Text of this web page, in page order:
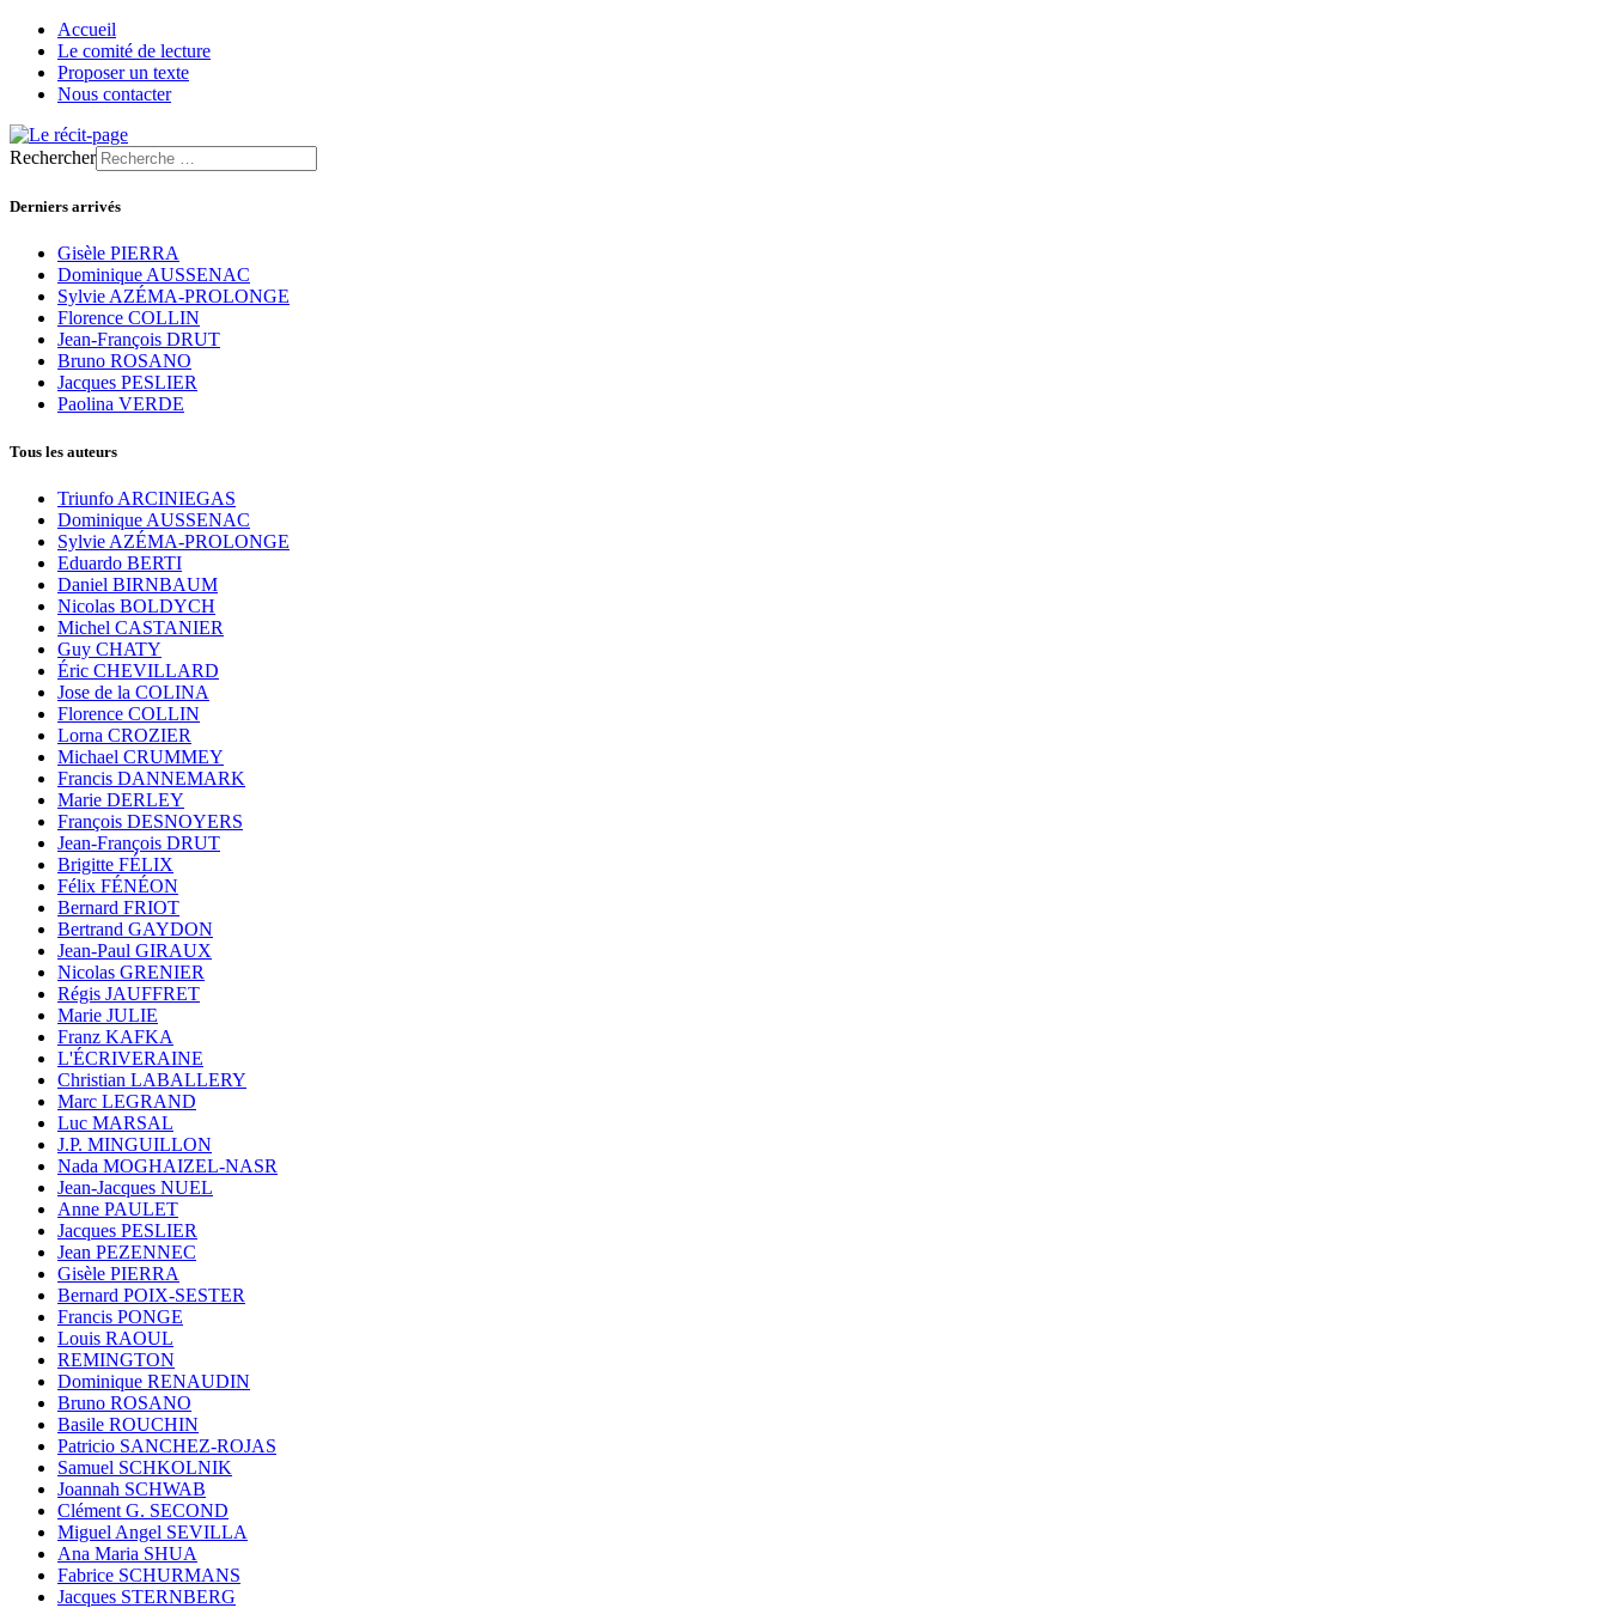
Accueil
Le comité de lecture
Proposer un texte
Nous contacter
Rechercher
Derniers arrivés
Gisèle PIERRA
Dominique AUSSENAC
Sylvie AZÉMA-PROLONGE
Florence COLLIN
Jean-François DRUT
Bruno ROSANO
Jacques PESLIER
Paolina VERDE
Tous les auteurs
Triunfo ARCINIEGAS
Dominique AUSSENAC
Sylvie AZÉMA-PROLONGE
Eduardo BERTI
Daniel BIRNBAUM
Nicolas BOLDYCH
Michel CASTANIER
Guy CHATY
Éric CHEVILLARD
Jose de la COLINA
Florence COLLIN
Lorna CROZIER
Michael CRUMMEY
Francis DANNEMARK
Marie DERLEY
François DESNOYERS
Jean-François DRUT
Brigitte FÉLIX
Félix FÉNÉON
Bernard FRIOT
Bertrand GAYDON
Jean-Paul GIRAUX
Nicolas GRENIER
Régis JAUFFRET
Marie JULIE
Franz KAFKA
L'ÉCRIVERAINE
Christian LABALLERY
Marc LEGRAND
Luc MARSAL
J.P. MINGUILLON
Nada MOGHAIZEL-NASR
Jean-Jacques NUEL
Anne PAULET
Jacques PESLIER
Jean PEZENNEC
Gisèle PIERRA
Bernard POIX-SESTER
Francis PONGE
Louis RAOUL
REMINGTON
Dominique RENAUDIN
Bruno ROSANO
Basile ROUCHIN
Patricio SANCHEZ-ROJAS
Samuel SCHKOLNIK
Joannah SCHWAB
Clément G. SECOND
Miguel Angel SEVILLA
Ana Maria SHUA
Fabrice SCHURMANS
Jacques STERNBERG